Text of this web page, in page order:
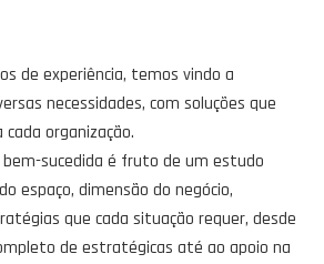
de experiência, temos vindo a
necessidades, com soluções que
organização.
sucedida é fruto de um estudo
espaço, dimensão do negócio,
que cada situação requer, desde
de estratégicas até ao apoio na